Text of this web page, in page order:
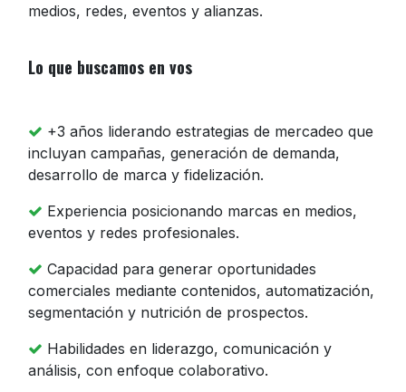
medios, redes, eventos y alianzas.
Lo que buscamos en vos
+3 años liderando estrategias de mercadeo que
incluyan campañas, generación de demanda,
desarrollo de marca y fidelización.
Experiencia posicionando marcas en medios,
eventos y redes profesionales.
Capacidad para generar oportunidades
comerciales mediante contenidos, automatización,
segmentación y nutrición de prospectos.
Habilidades en liderazgo, comunicación y
análisis, con enfoque colaborativo.